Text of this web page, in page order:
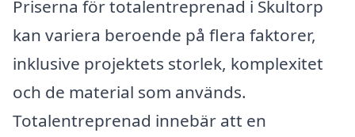
Priserna för totalentreprenad i Skultorp
kan variera beroende på flera faktorer,
inklusive projektets storlek, komplexitet
och de material som används.
Totalentreprenad innebär att en